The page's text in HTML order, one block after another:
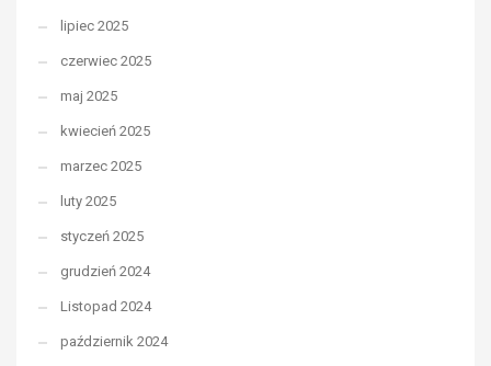
lipiec 2025
czerwiec 2025
maj 2025
kwiecień 2025
marzec 2025
luty 2025
styczeń 2025
grudzień 2024
Listopad 2024
październik 2024